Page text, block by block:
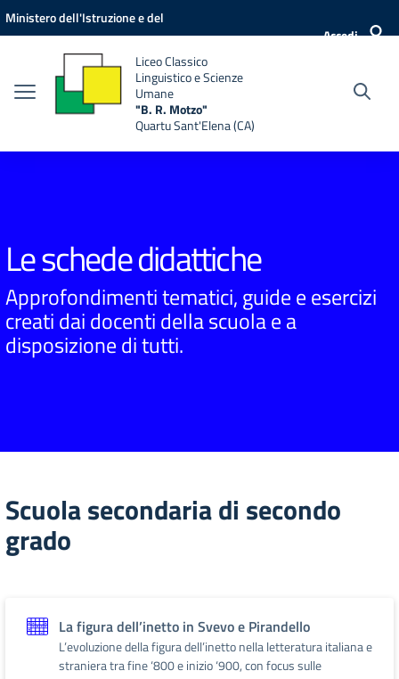
Vai ai contenuti
Vai al menu di navigazione
Vai al footer
Ministero dell'Istruzione e del
Accedi
Liceo Classico
Linguistico e Scienze
Umane
"B. R. Motzo"
Quartu Sant'Elena (CA)
Le schede didattiche
Approfondimenti tematici, guide e esercizi
creati dai docenti della scuola e a
disposizione di tutti.
Scuola secondaria di secondo
grado
La figura dell’inetto in Svevo e Pirandello
L’evoluzione della figura dell’inetto nella letteratura italiana e
straniera tra fine ‘800 e inizio ‘900, con focus sulle